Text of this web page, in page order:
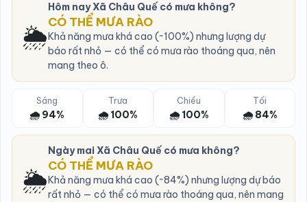
🌦️
Hôm nay Xã Châu Quế có mưa không?
CÓ THỂ MƯA RÀO
Khả năng mưa khá cao (~100%) nhưng lượng dự
báo rất nhỏ — có thể có mưa rào thoáng qua, nên
mang theo ô.
Sáng
🌧️ 94%
Trưa
🌧️ 100%
Chiều
🌧️ 100%
Tối
🌧️ 84%
🌦️
Ngày mai Xã Châu Quế có mưa không?
CÓ THỂ MƯA RÀO
Khả năng mưa khá cao (~84%) nhưng lượng dự báo
rất nhỏ — có thể có mưa rào thoáng qua, nên mang